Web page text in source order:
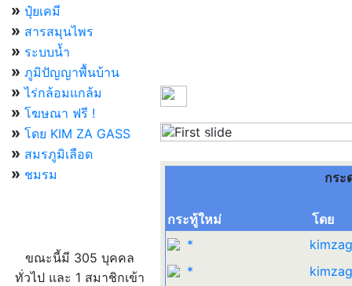
» ปุ๋ยเคมี
» สารสมุนไพร
» ระบบน้ำ
» ภูมิปัญญาพื้นบ้าน
» ไร่กล้อมแกล้ม
» โฆษณา ฟรี !
» โดย KIM ZA GASS
» สมรภูมิเลือด
» ชมรม
ขณะนี้มี 305 บุคคล
ทั่วไป และ 1 สมาชิกเข้า
Previous
กระ
กระทู้ใหม่
โดย
*
*